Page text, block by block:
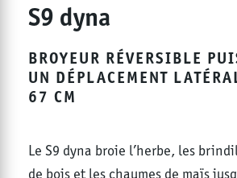
S9 dyna
BROYEUR RÉVERSIBLE
UN DÉPLACEMENT
67 CM
Le S9 dyna broie l’herbe, les
de bois et les chaumes de maïs